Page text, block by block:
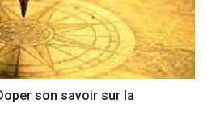
son savoir sur la